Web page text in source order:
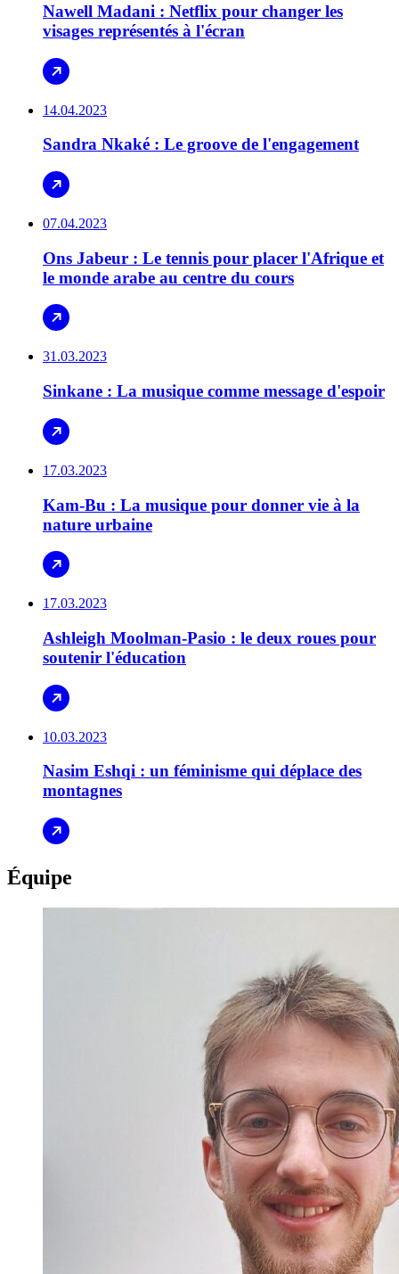
Nawell Madani : Netflix pour changer les
visages représentés à l'écran
14.04.2023
Sandra Nkaké : Le groove de l'engagement
07.04.2023
Ons Jabeur : Le tennis pour placer l'Afrique et
le monde arabe au centre du cours
31.03.2023
Sinkane : La musique comme message d'espoir
17.03.2023
Kam-Bu : La musique pour donner vie à la
nature urbaine
17.03.2023
Ashleigh Moolman-Pasio : le deux roues pour
soutenir l'éducation
10.03.2023
Nasim Eshqi : un féminisme qui déplace des
montagnes
Équipe